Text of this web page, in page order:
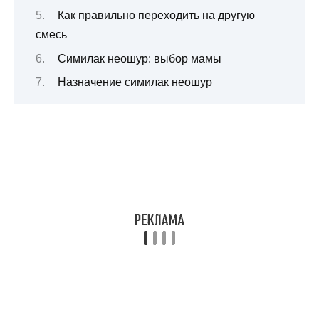
Как правильно переходить на другую
смесь
Симилак неошур: выбор мамы
Назначение симилак неошур